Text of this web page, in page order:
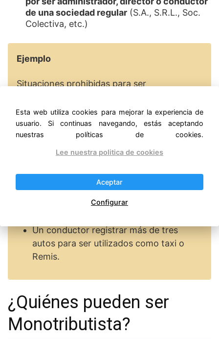
de una sociedad regular (S.A., S.R.L., Soc.
Colectiva, etc.)
Ejemplo
Situaciones prohibidas para ser
Registrarse con más de 3 actividades
diferentes como el caso de un plomero,
gasista, electricista y pintor al mismo
Registrarse en determinada actividad y
Un conductor registrar más de tres
autos para ser utilizados como taxi o
Remis.
¿Quiénes pueden ser
Monotributista?
Esta web utiliza cookies para mejorar la experiencia de
usuario. Si continuas navegando, estás aceptando
nuestras políticas de cookies.
Lee nuestra politica de cookies
Aceptar
Configurar